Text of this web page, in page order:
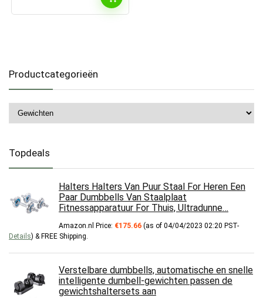
Productcategorieën
Topdeals
Halters Halters Van Puur Staal For Heren Een
Paar Dumbbells Van Staalplaat
Fitnessapparatuur For Thuis, Ultradunne…
Amazon.nl Price: €175.66 (as of 04/04/2023 02:20 PST-
Details) & FREE Shipping.
Verstelbare dumbbells, automatische en snelle
intelligente dumbell-gewichten passen de
gewichtshaltersets aan